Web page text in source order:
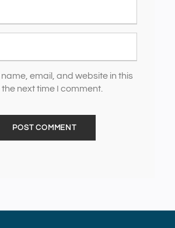
email, and website in this
next time I comment.